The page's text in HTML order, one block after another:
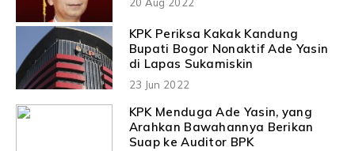
KPK Periksa Kakak Kandung
Bupati Bogor Nonaktif Ade Yasin
di Lapas Sukamiskin
23 Jun 2022
KPK Menduga Ade Yasin, yang
Arahkan Bawahannya Berikan
Suap ke Auditor BPK